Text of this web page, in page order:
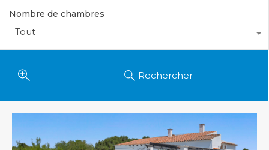
Nombre de chambres
Tout
Rechercher